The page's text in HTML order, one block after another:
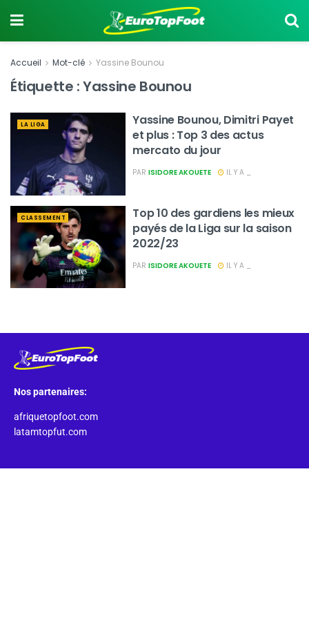
Accueil Mot-clé Yassine Bounou
Étiquette :Yassine Bounou
LA LIGA
Yassine Bounou, Dimitri Payet
et plus : Top 3 des actus
mercato du jour
PAR ISIDORE AKOUETE IL Y A _
CLASSEMENT
Top 10 des gardiens les mieux
payés de la Liga sur la saison
2022/23
PAR ISIDORE AKOUETE IL Y A _
Nos partenaires:
afriquetopfoot.com
latamtopfut.com